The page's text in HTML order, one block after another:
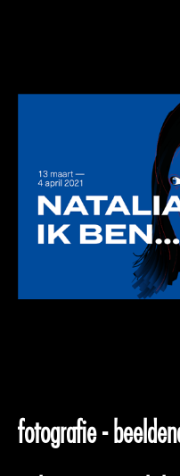
fotografie -